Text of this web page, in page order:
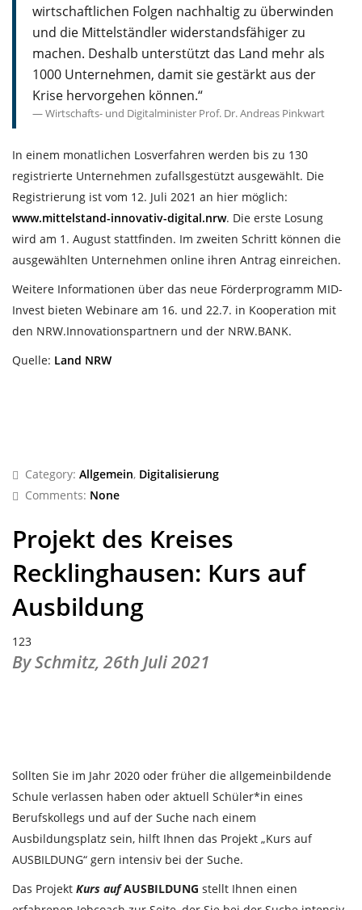
wirtschaftlichen Folgen nachhaltig zu überwinden
und die Mittelständler widerstandsfähiger zu
machen. Deshalb unterstützt das Land mehr als
1000 Unternehmen, damit sie gestärkt aus der
Krise hervorgehen können.“
Wirtschafts- und Digitalminister Prof. Dr. Andreas Pinkwart
In einem monatlichen Losverfahren werden bis zu 130
registrierte Unternehmen zufallsgestützt ausgewählt. Die
Registrierung ist vom 12. Juli 2021 an hier möglich:
www.mittelstand-innovativ-digital.nrw. Die erste Losung
wird am 1. August stattfinden. Im zweiten Schritt können die
ausgewählten Unternehmen online ihren Antrag einreichen.
Weitere Informationen über das neue Förderprogramm MID-
Invest bieten Webinare am 16. und 22.7. in Kooperation mit
den NRW.Innovationspartnern und der NRW.BANK.
Quelle: Land NRW
Category: Allgemein, Digitalisierung
Comments: None
Projekt des Kreises
Recklinghausen: Kurs auf
Ausbildung
123
By Schmitz, 26th Juli 2021
Sollten Sie im Jahr 2020 oder früher die allgemeinbildende
Schule verlassen haben oder aktuell Schüler*in eines
Berufskollegs und auf der Suche nach einem
Ausbildungsplatz sein, hilft Ihnen das Projekt „Kurs auf
AUSBILDUNG“ gern intensiv bei der Suche.
Das Projekt Kurs aufAUSBILDUNG stellt Ihnen einen